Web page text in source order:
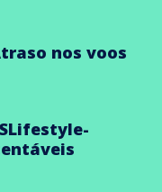
nos voos